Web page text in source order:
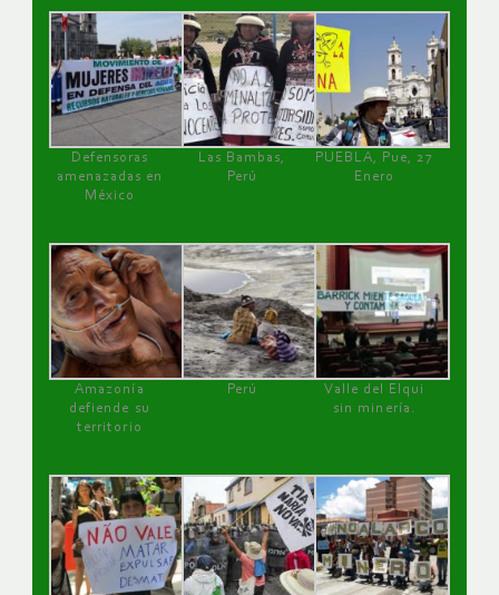
Defensoras
amenazadas en
México
Las Bambas,
Perú
PUEBLA, Pue, 27
Enero
Amazonía
defiende su
territorio
Perú
Valle del Elqui
sin minería.